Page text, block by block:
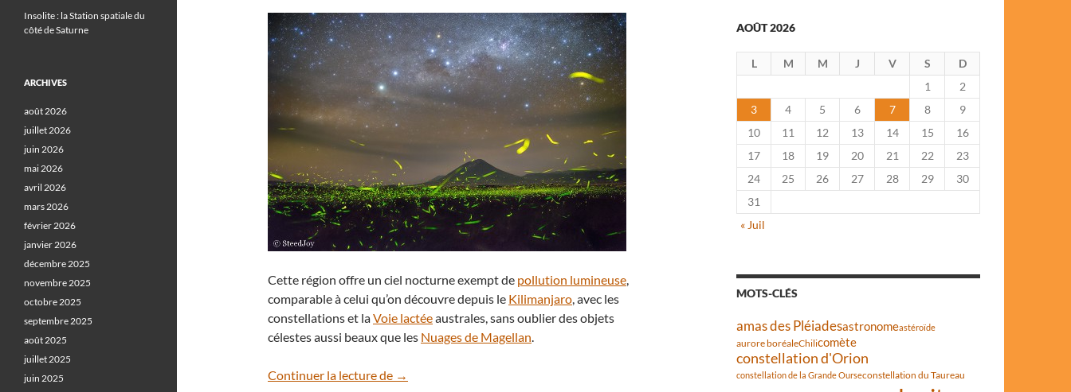
Cette région offre un ciel nocturne exempt de pollution lumineuse,
comparable à celui qu’on découvre depuis le Kilimanjaro, avec les
constellations et laVoie lactéeaustrales, sans oublier des objets
célestes aussi beaux que les Nuages de Magellan.
Continuer la lecture de Des étoiles et des lucioles sur le lac Natron
→
AOÛT 2026
L M M J V S
D
1
2
3
4 5 6 7 8
9
10
11 12 13 14 15
16
17
18 19 20 21 22
23
24
25 26 27 28 29
30
31
« Juil
MOTS-CLÉS
amas des Pléiadesastronomeastéroïde
aurore boréaleChilicomète
constellation d'Orion
constellation de la Grande Ourseconstellation du Taureau
Insolite : la Station spatiale du
côté de Saturne
ARCHIVES
août 2026
juillet 2026
juin 2026
mai 2026
avril 2026
mars 2026
février 2026
janvier 2026
décembre 2025
novembre 2025
octobre 2025
septembre 2025
août 2025
juillet 2025
juin 2025